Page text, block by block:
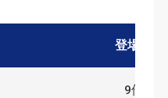
登場数
9件